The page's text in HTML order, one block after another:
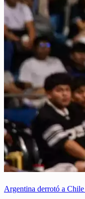
Argentina derrotó a